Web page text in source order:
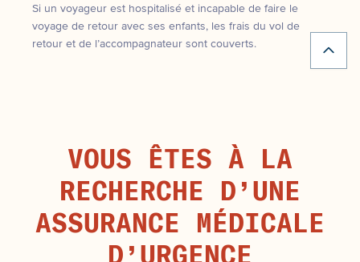
Si un voyageur est hospitalisé et incapable de faire le
voyage de retour avec ses enfants, les frais du vol de
retour et de l’accompagnateur sont couverts.
VOUS ÊTES À LA
RECHERCHE D’UNE
ASSURANCE MÉDICALE
D’URGENCE